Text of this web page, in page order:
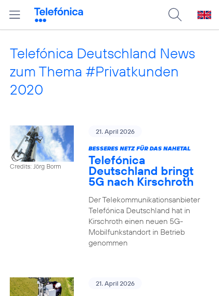
Telefónica Deutschland News
zum Thema #Privatkunden
2020
Credits: Jörg Borm
21. April 2026
BESSERES NETZ FÜR DAS NAHETAL
Telefónica
Deutschland bringt
5G nach Kirschroth
Der Telekommunikationsanbieter
Telefónica Deutschland hat in
Kirschroth einen neuen 5G-
Mobilfunkstandort in Betrieb
genommen
21. April 2026